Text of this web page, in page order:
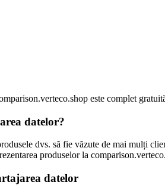
este complet
datelor?
dvs. să fie văzute de mai mulți
produselor la
datelor